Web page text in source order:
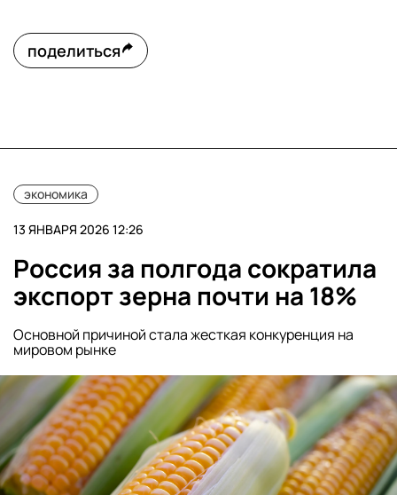
поделиться
экономика
13 ЯНВАРЯ 2026 12:26
Россия за полгода сократила
экспорт зерна почти на 18%
Основной причиной стала жесткая конкуренция на
мировом рынке